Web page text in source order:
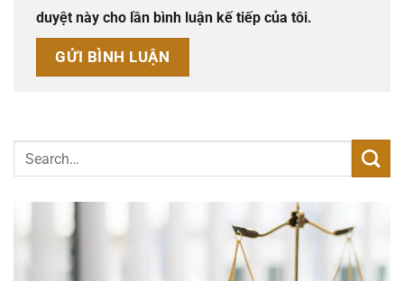
duyệt này cho lần bình luận kế tiếp của tôi.